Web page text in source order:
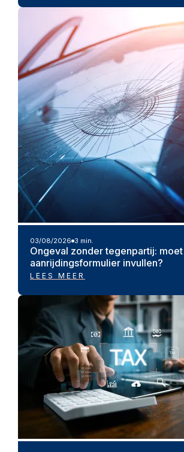
03/08/2026 3 min.
Ongeval zonder tegenpartij: moet
aanrijdingsformulier invullen?
LEES MEER